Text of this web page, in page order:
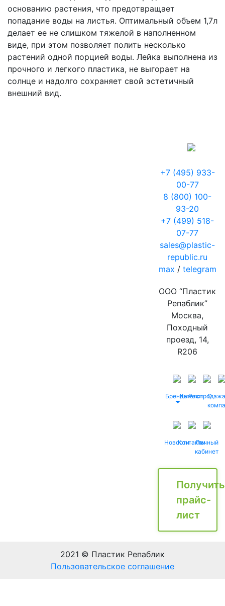
основанию растения, что предотвращает
попадание воды на листья. Оптимальный объем 1,7л
делает ее не слишком тяжелой в наполненном
виде, при этом позволяет полить несколько
растений одной порцией воды. Лейка выполнена из
прочного и легкого пластика, не выгорает на
солнце и надолго сохраняет свой эстетичный
внешний вид.
+7 (495) 933-
00-77
8 (800) 100-
93-20
+7 (499) 518-
07-77
sales@plastic-
republic.ru
max / telegram
ООО “Пластик
Репаблик”
Москва,
Походный
проезд, 14,
R206
БрендыКаталог
Распродажа
О
НовостиКонтактыЛичный
кабинет
Получить
прайс-
лист
2021 © Пластик Репаблик
Пользовательское соглашение